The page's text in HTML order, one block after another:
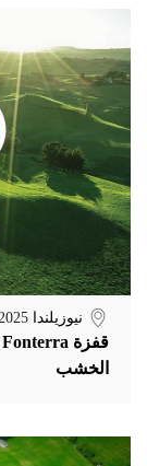
نيوزيلندا
الخشب